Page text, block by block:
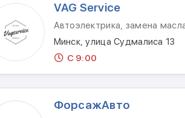
VAG Service
Автоэлектрика, замена
Минск, улица Судмалиса 13
С 9:00
ФорсажАвто